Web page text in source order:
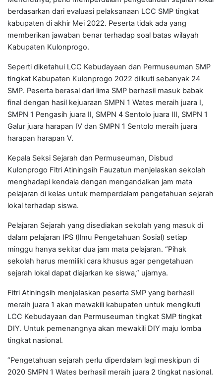
berdasarkan dari evaluasi pelaksanaan LCC SMP tingkat
kabupaten di akhir Mei 2022. Peserta tidak ada yang
memberikan jawaban benar terhadap soal batas wilayah
Kabupaten Kulonprogo.
Seperti diketahui LCC Kebudayaan dan Permuseuman SMP
tingkat Kabupaten Kulonprogo 2022 diikuti sebanyak 24
SMP. Peserta berasal dari lima SMP berhasil masuk babak
final dengan hasil kejuaraan SMPN 1 Wates meraih juara I,
SMPN 1 Pengasih juara II, SMPN 4 Sentolo juara III, SMPN 1
Galur juara harapan IV dan SMPN 1 Sentolo meraih juara
harapan harapan V.
Kepala Seksi Sejarah dan Permuseuman, Disbud
Kulonprogo Fitri Atiningsih Fauzatun menjelaskan sekolah
menghadapi kendala dengan mengandalkan jam mata
pelajaran di kelas untuk memperdalam pengetahuan sejarah
lokal terhadap siswa.
Pelajaran Sejarah yang disediakan sekolah yang masuk di
dalam pelajaran IPS (Ilmu Pengetahuan Sosial) setiap
minggu hanya sekitar dua jam mata pelajaran. “Pihak
sekolah harus memiliki cara khusus agar pengetahuan
sejarah lokal dapat diajarkan ke siswa,” ujarnya.
Fitri Atiningsih menjelaskan peserta SMP yang berhasil
meraih juara 1 akan mewakili kabupaten untuk mengikuti
LCC Kebudayaan dan Permuseuman tingkat SMP tingkat
DIY. Untuk pemenangnya akan mewakili DIY maju lomba
tingkat nasional.
“Pengetahuan sejarah perlu diperdalam lagi meskipun di
2020 SMPN 1 Wates berhasil meraih juara 2 tingkat nasional.